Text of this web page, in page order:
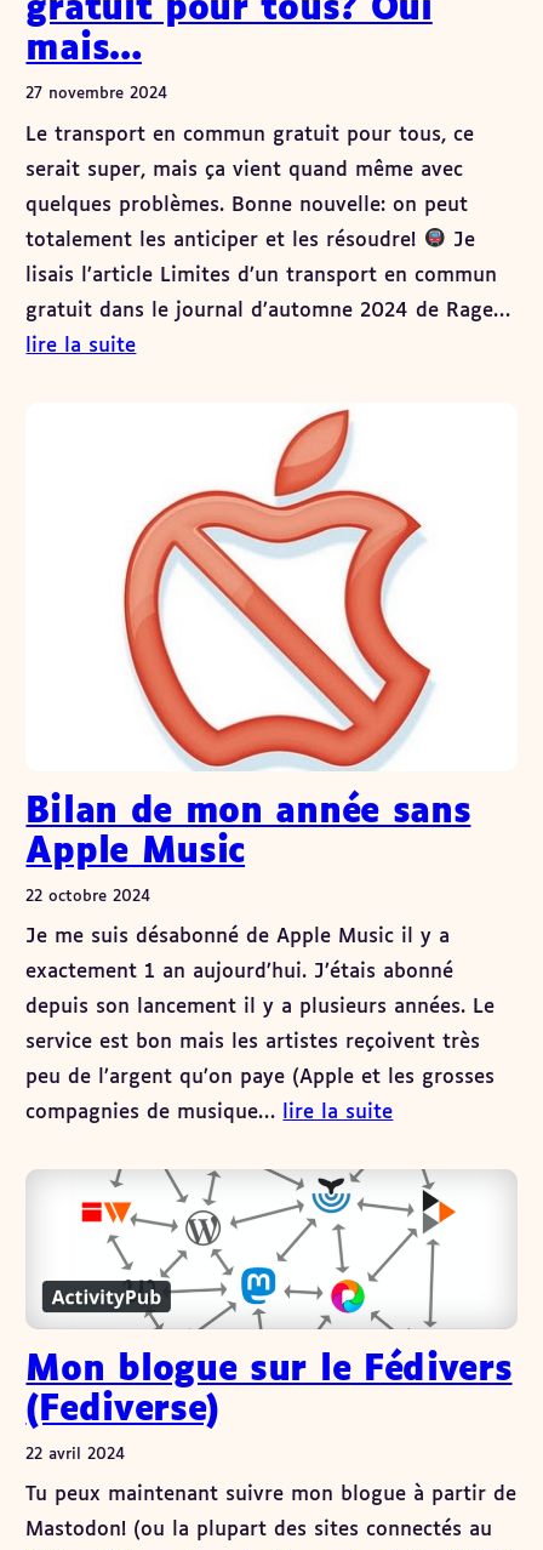
gratuit pour tous? Oui
mais…
27 novembre 2024
Le transport en commun gratuit pour tous, ce
serait super, mais ça vient quand même avec
quelques problèmes. Bonne nouvelle: on peut
totalement les anticiper et les résoudre!
Je
lisais l’article Limites d’un transport en commun
gratuit dans le journal d’automne 2024 de Rage…
lire la suite
Bilan de mon année sans
Apple Music
22 octobre 2024
Je me suis désabonné de Apple Music il y a
exactement 1 an aujourd’hui. J’étais abonné
depuis son lancement il y a plusieurs années. Le
service est bon mais les artistes reçoivent très
peu de l’argent qu’on paye (Apple et les grosses
compagnies de musique…
lire la suite
Mon blogue sur le Fédivers
(Fediverse)
22 avril 2024
Tu peux maintenant suivre mon blogue à partir de
Mastodon! (ou la plupart des sites connectés au